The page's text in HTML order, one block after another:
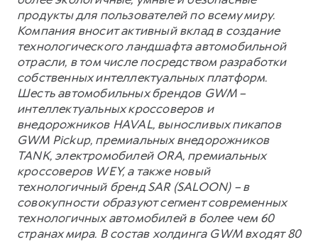
продукты для пользователей по всему миру.
Компания вносит активный вклад в создание
технологического ландшафта автомобильной
отрасли, в том числе посредством разработки
собственных интеллектуальных платформ.
Шесть автомобильных брендов GWM –
интеллектуальных кроссоверов и
внедорожников HAVAL, выносливых пикапов
GWM Pickup, премиальных внедорожников
TANK, электромобилей ORA, премиальных
кроссоверов WEY, а также новый
технологичный бренд SAR (SALOON) – в
совокупности образуют сегмент современных
технологичных автомобилей в более чем 60
странах мира. В состав холдинга GWM входят 80